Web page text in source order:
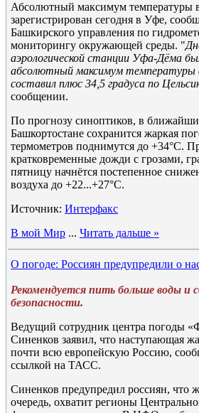
Абсолютный максимум температуры
зарегистрирован сегодня в Уфе,
Башкирского управления по
мониторингу окружающей среды. "
аэрологической станции Уфа-Дёма
абсолютный максимум температуры
составил плюс 34,5 градуса по
сообщении.
По прогнозу синоптиков, в
Башкортостане сохранится жаркая
термометров поднимутся до +34°C.
кратковременные дожди с грозами,
пятницу начнётся постепенное
воздуха до +22...+27°C.
Источник: Интерфакс
В мой Мир ... Читать дальше »
О погоде: Россиян предупредили о
Рекомендуется пить больше воды и
безопасности.
Ведущий сотрудник центра погоды
Синенков заявил, что наступающая
почти всю европейскую Россию,
ссылкой на ТАСС.
Синенков предупредил россиян, что
очередь, охватит регионы